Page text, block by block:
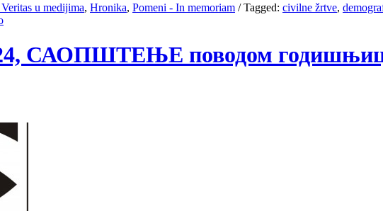
u medijima, Hronika, Pomeni - In memoriam /Tagged: civilne žrtve,
САОПШТЕЊЕ поводом